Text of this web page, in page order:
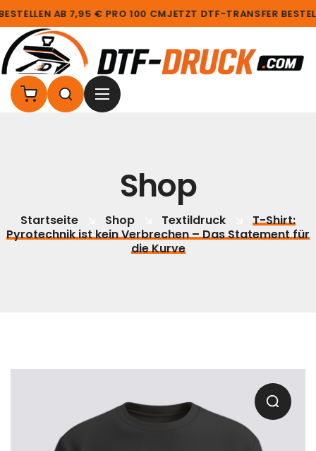
AB 7,95 € PRO 100 CMJETZT DTF-TRANSFER
Shop
Startseite Shop Textildruck
T-Shirt:
Pyrotechnik ist kein Verbrechen – Das Statement für
die Kurve